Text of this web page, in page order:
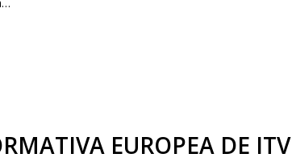
EUROPEA DE ITV